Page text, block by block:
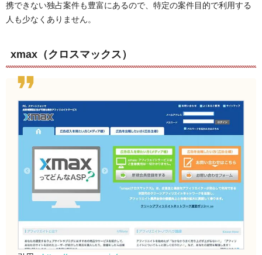
携できない独占案件も豊富にあるので、特定の案件目的で利用する
人も少なくありません。
xmax（クロスマックス）